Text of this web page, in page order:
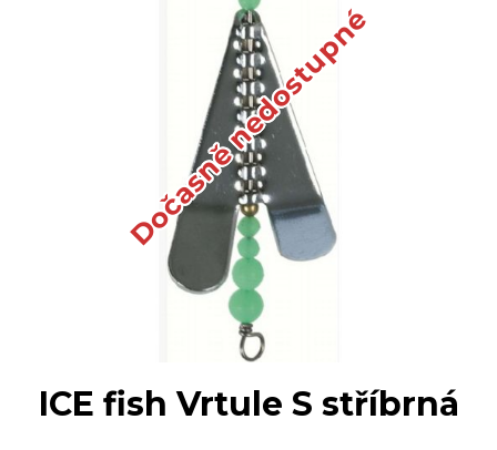
Dočasně nedostupné
ICE fish Vrtule S stříbrná